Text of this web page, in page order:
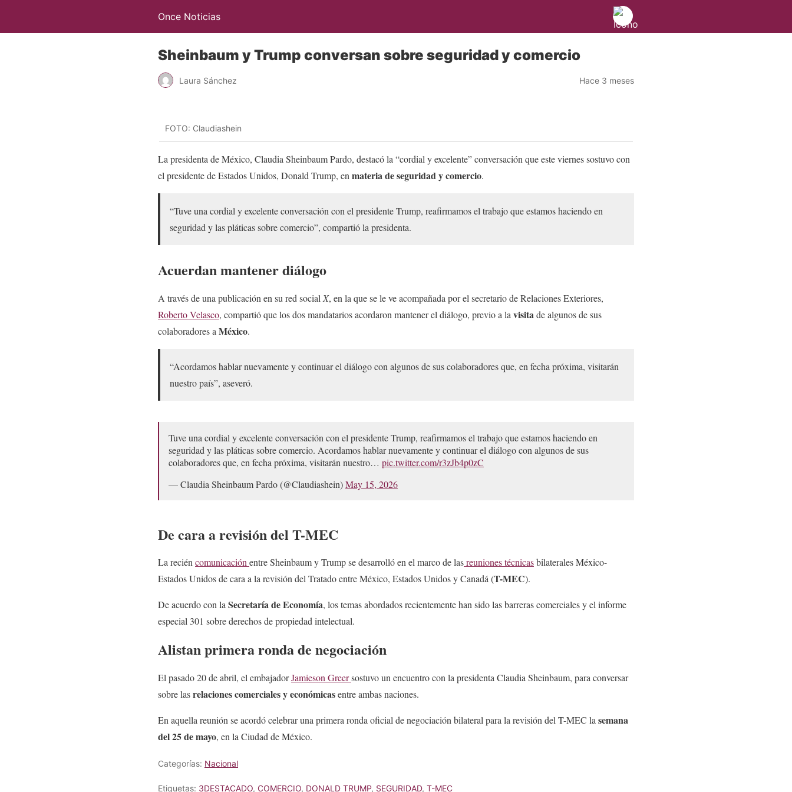
Once Noticias
Sheinbaum y Trump conversan sobre seguridad y comercio
Laura Sánchez Hace 3 meses
FOTO: Claudiashein
La presidenta de México, Claudia Sheinbaum Pardo, destacó la “cordial y excelente” conversación que este viernes sostuvo con
el presidente de Estados Unidos, Donald Trump, en materia de seguridad y comercio.
“Tuve una cordial y excelente conversación con el presidente Trump, reafirmamos el trabajo que estamos haciendo en
seguridad y las pláticas sobre comercio”, compartió la presidenta.
Acuerdan mantener diálogo
A través de una publicación en su red social X, en la que se le ve acompañada por el secretario de Relaciones Exteriores,
Roberto Velasco, compartió que los dos mandatarios acordaron mantener el diálogo, previo a la visitade algunos de sus
colaboradores a México.
“Acordamos hablar nuevamente y continuar el diálogo con algunos de sus colaboradores que, en fecha próxima, visitarán
nuestro país”, aseveró.
Tuve una cordial y excelente conversación con el presidente Trump, reafirmamos el trabajo que estamos haciendo en
seguridad y las pláticas sobre comercio. Acordamos hablar nuevamente y continuar el diálogo con algunos de sus
colaboradores que, en fecha próxima, visitarán nuestro… pic.twitter.com/r3zJb4p0zC
— Claudia Sheinbaum Pardo (@Claudiashein)May 15, 2026
De cara a revisión del T-MEC
La reciéncomunicaciónentre Sheinbaum y Trump se desarrolló en el marco de lasreuniones técnicasbilaterales México-
Estados Unidos de cara a la revisión del Tratado entre México, Estados Unidos y Canadá (T-MEC).
De acuerdo con laSecretaría de Economía, los temas abordados recientemente han sido las barreras comerciales y el informe
especial 301 sobre derechos de propiedad intelectual.
Alistan primera ronda de negociación
El pasado 20 de abril, el embajadorJamieson Greersostuvo un encuentro con la presidenta Claudia Sheinbaum, para conversar
sobre lasrelaciones comercialesy económicasentre ambas naciones.
En aquella reunión se acordó celebrar una primera ronda oficial de negociación bilateral para la revisión del T-MEC lasemana
del 25 de mayo, en la Ciudad de México.
Categorías: Nacional
Etiquetas: 3DESTACADO, COMERCIO, DONALD TRUMP, SEGURIDAD, T-MEC